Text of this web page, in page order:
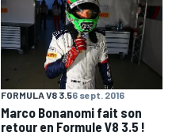
FORMULA V8 3.56 sept. 2016
Marco Bonanomi fait son
retour en Formule V8 3.5 !